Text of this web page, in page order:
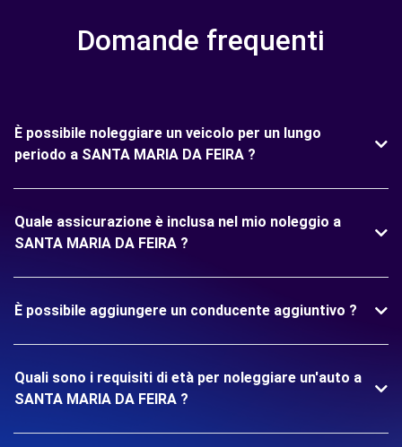
Domande frequenti
È possibile noleggiare un veicolo per un lungo
periodo a SANTA MARIA DA FEIRA ?
Quale assicurazione è inclusa nel mio noleggio a
SANTA MARIA DA FEIRA ?
È possibile aggiungere un conducente aggiuntivo ?
Quali sono i requisiti di età per noleggiare un'auto a
SANTA MARIA DA FEIRA ?